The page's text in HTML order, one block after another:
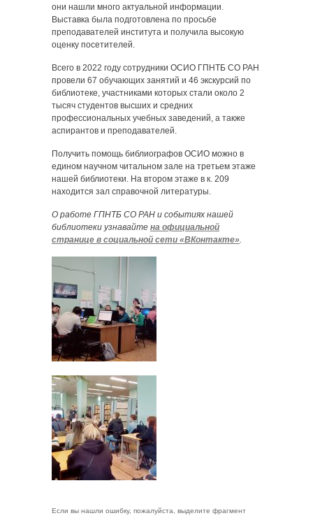
они нашли много актуальной информации.
Выставка была подготовлена по просьбе
преподавателей института и получила высокую
оценку посетителей.
Всего в 2022 году сотрудники ОСИО ГПНТБ СО РАН
провели 67 обучающих занятий и 46 экскурсий по
библиотеке, участниками которых стали около 2
тысяч студентов высших и средних
профессиональных учебных заведений, а также
аспирантов и преподавателей.
Получить помощь библиографов ОСИО можно в
едином научном читальном зале на третьем этаже
нашей библиотеки. На втором этаже в к. 209
находится зал справочной литературы.
О работе ГПНТБ СО РАН и событиях нашей
библиотеки узнавайте на официальной
странице в социальной сети «ВКонтакте».
Если вы нашли ошибку, пожалуйста, выделите фрагмент